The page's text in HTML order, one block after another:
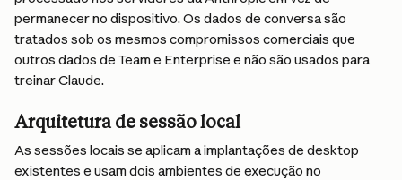
permanecer no dispositivo. Os dados de conversa são
tratados sob os mesmos compromissos comerciais que
outros dados de Team e Enterprise e não são usados para
treinar Claude.
Arquitetura de sessão local
As sessões locais se aplicam a implantações de desktop
existentes e usam dois ambientes de execução no